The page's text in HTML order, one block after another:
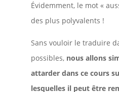
Évidemment, le mot «
des plus polyvalents !
Sans vouloir le traduire
possibles, nous allons
attarder dans ce cours
lesquelles il peut être